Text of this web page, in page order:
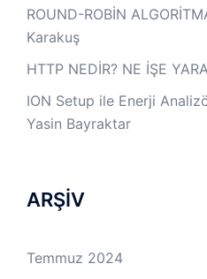
ROUND-ROBİN
Karakuş
HTTP NEDİR? NE İŞE
ION Setup ile Enerji
Yasin Bayraktar
ARŞİV
Temmuz 2024